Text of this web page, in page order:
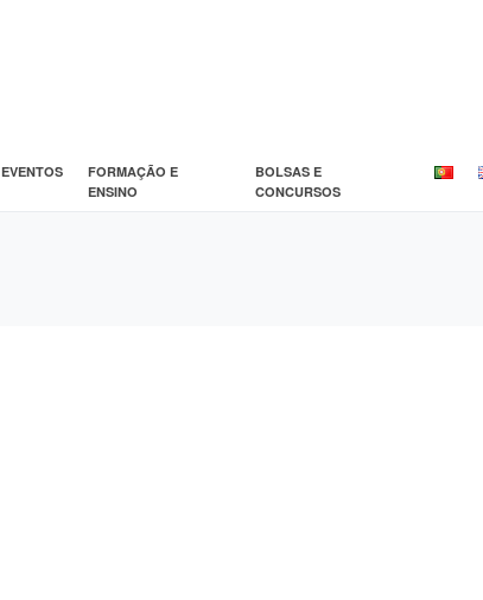
EVENTOS
FORMAÇÃO E
ENSINO
BOLSAS E
CONCURSOS